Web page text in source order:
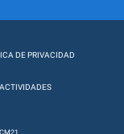
DE PRIVACIDAD